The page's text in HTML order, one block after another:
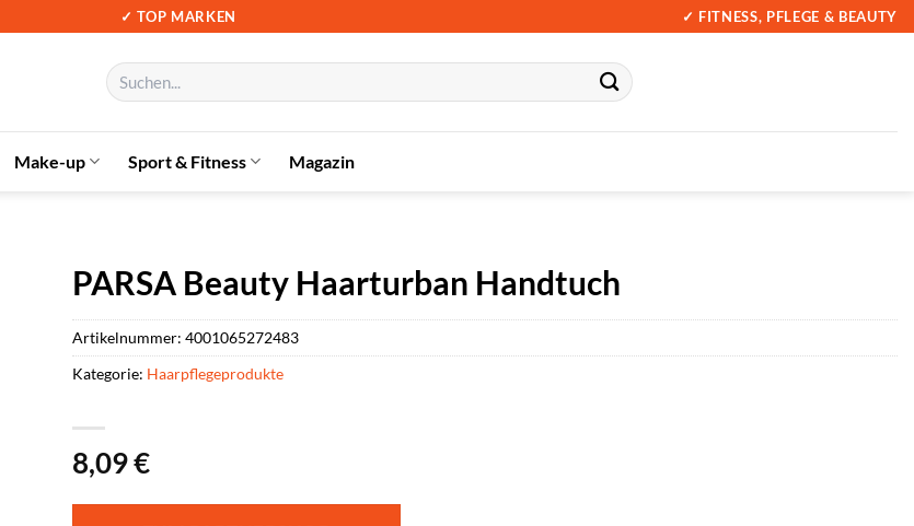
✓ TOP MARKEN ✓ FITNESS, PFLEGE & BEAUTY
Suchen
nach:
Make-up Sport & Fitness Magazin
PARSA Beauty Haarturban Handtuch
8,09€
Artikelnummer: 4001065272483
Kategorie: Haarpflegeprodukte